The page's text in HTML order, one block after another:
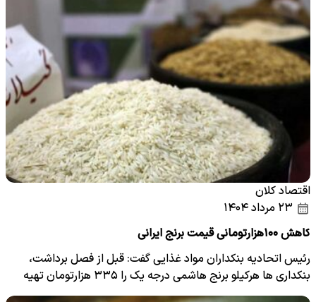
اقتصاد کلان
کاهش ۱۰۰هزارتومانی قیمت برنج ایرانی
رئیس اتحادیه بنکداران مواد غذایی گفت: قبل از فصل برداشت،
بنکداری ها هرکیلو برنج هاشمی درجه یک را ۳۳۵ هزارتومان تهیه
می…